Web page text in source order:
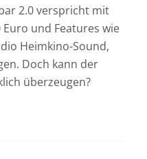
2.0 verspricht mit
und Features wie
Heimkino-Sound,
Doch kann der
überzeugen?